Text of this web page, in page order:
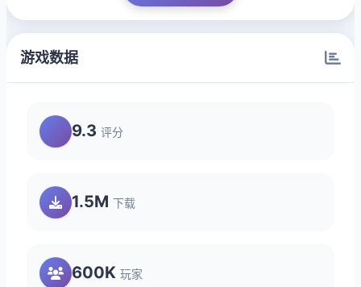
游戏数据
9.3 评分
1.5M 下载
600K 玩家